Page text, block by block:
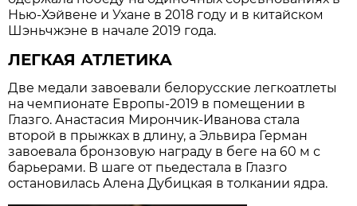
Нью-Хэйвене и Ухане в 2018 году и в китайском
Шэньчжэне в начале 2019 года.
ЛЕГКАЯ АТЛЕТИКА
Две медали завоевали белорусские легкоатлеты
на чемпионате Европы-2019 в помещении в
Глазго. Анастасия Мирончик-Иванова стала
второй в прыжках в длину, а Эльвира Герман
завоевала бронзовую награду в беге на 60 м с
барьерами. В шаге от пьедестала в Глазго
остановилась Алена Дубицкая в толкании ядра.